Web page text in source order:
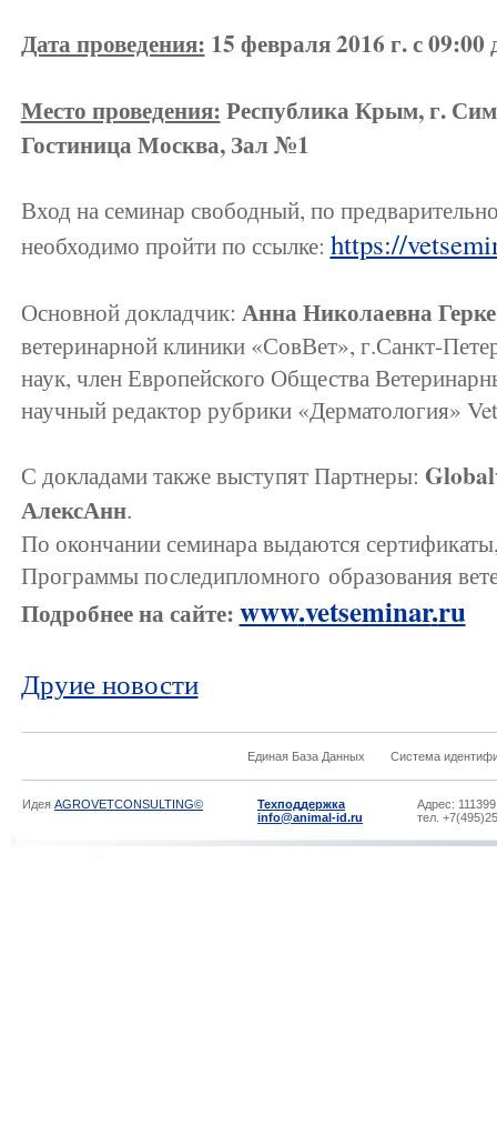
Дата проведения: 15 февраля 2016 г. с 09:00
Место проведения:Республика Крым, г.
Гостиница Москва, Зал №1
Вход на семинар свободный, по
необходимо пройти по ссылке: https://
Основной докладчик: Анна Николаевна
ветеринарной клиники «СовВет», г.Санкт-
наук, член Европейского Общества
научный редактор рубрики «Дерматология»
С докладами также выступят Партнеры:
АлексАнн.
По окончании семинара выдаются
Программы последипломного образования
Подробнее на сайте:www.vetseminar.ru
Друие новости
Единая База Данных Система
Идея AGROVETCONSULTING©
Техподдержка
info@animal-id.ru
Адрес:
тел.